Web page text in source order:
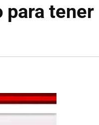
para tener